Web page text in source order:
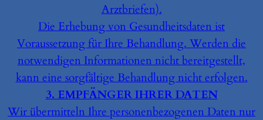
Arztbriefen).
Die Erhebung von Gesundheitsdaten ist
Voraussetzung für Ihre Behandlung. Werden die
notwendigen Informationen nicht bereitgestellt,
kann eine sorgfältige Behandlung nicht erfolgen.
3. EMPFÄNGER IHRER DATEN
Wir übermitteln Ihre personenbezogenen Daten nur